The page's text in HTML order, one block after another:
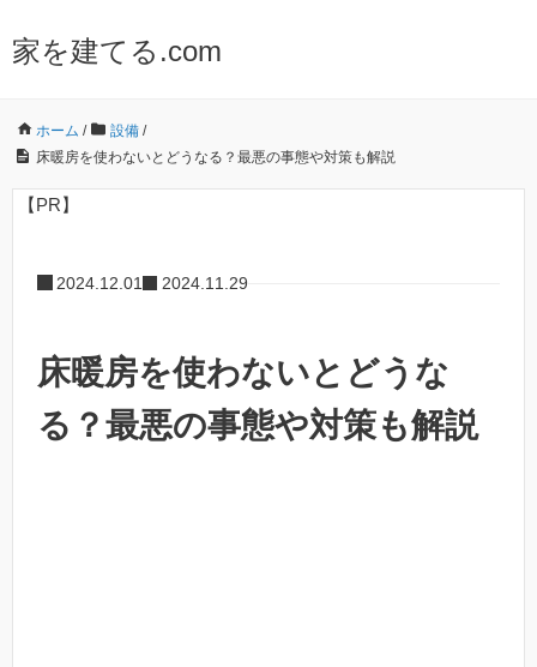
家を建てる.com
ホーム / 設備 /
床暖房を使わないとどうなる？最悪の事態や対策も解説
【PR】
2024.12.01 2024.11.29
床暖房を使わないとどうな
る？最悪の事態や対策も解説